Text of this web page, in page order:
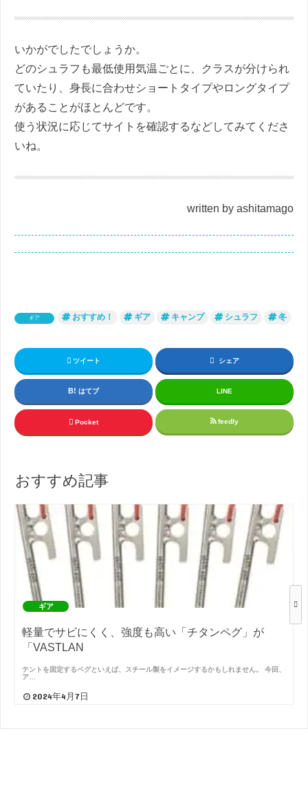
いかがでしたでしょうか。
どのシュラフも最低使用気温ごとに、クラスが分けられ
ていたり、身長に合わせショートタイプやロングタイプ
があることがほとんどです。
使う状況に応じてサイトを確認するなどしてみてくださ
いね。
written by ashitamago
ギア おすすめ！ ギア キャンプ シュラフ 冬
ツイート シェア
はてブ LINE
Pocket feedly
おすすめ記事
ギア
軽量でサビにくく、強度も高い「チタンペグ」が
「VASTLAN
テントを固定するペグといえば、スチール製をイメージするかもしれません。 今回、
ア…
2024年4月7日